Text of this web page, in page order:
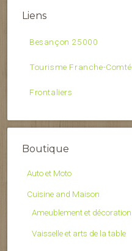
Liens
Besançon 25000
Tourisme Franche-Comté
Frontaliers
Boutique
Auto et Moto
Cuisine and Maison
Ameublement et décoration
Vaisselle et arts de la table